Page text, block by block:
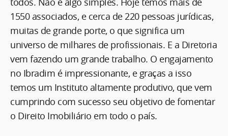
1550 associados, e cerca de 220 pessoas jurídicas,
muitas de grande porte, o que significa um
universo de milhares de profissionais. E a Diretoria
vem fazendo um grande trabalho. O engajamento
no Ibradim é impressionante, e graças a isso
temos um Instituto altamente produtivo, que vem
cumprindo com sucesso seu objetivo de fomentar
o Direito Imobiliário em todo o país.